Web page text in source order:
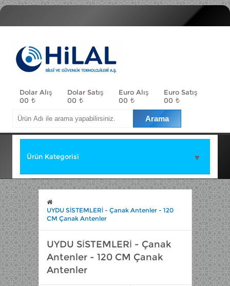
Dolar Alış
00
Dolar Satış
00
Euro Alış
00
Euro Satış
00
Ürün Kategorisi ▼
▼
▼
UYDU SİSTEMLERİ - Çanak Antenler - 120
CM Çanak Antenler
UYDU SİSTEMLERİ - Çanak
Antenler - 120 CM Çanak
Antenler